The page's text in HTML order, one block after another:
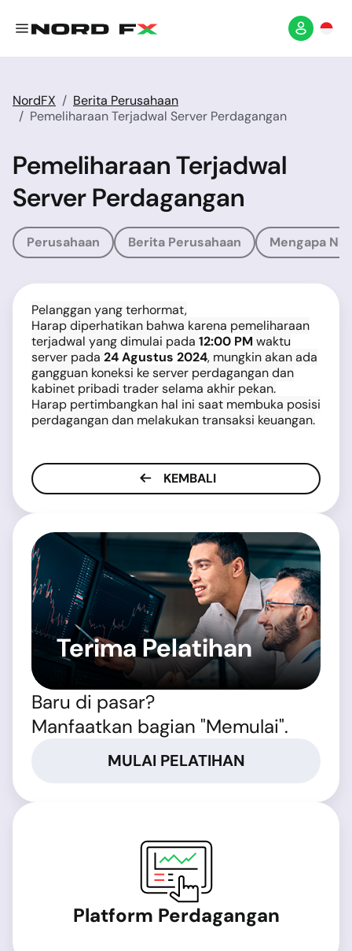
NordFX
Berita Perusahaan
Pemeliharaan Terjadwal Server Perdagangan
Pemeliharaan Terjadwal
Server Perdagangan
Perusahaan Berita Perusahaan Mengapa
Pelanggan yang terhormat,
Harap diperhatikan bahwa karena pemeliharaan
terjadwal yang dimulai pada 12:00 PM waktu
server pada 24 Agustus 2024, mungkin akan ada
gangguan koneksi ke server perdagangan dan
kabinet pribadi trader selama akhir pekan.
Harap pertimbangkan hal ini saat membuka posisi
perdagangan dan melakukan transaksi keuangan.
KEMBALI
Terima Pelatihan
Baru di pasar?
Manfaatkan bagian "Memulai".
MULAI PELATIHAN
Platform Perdagangan